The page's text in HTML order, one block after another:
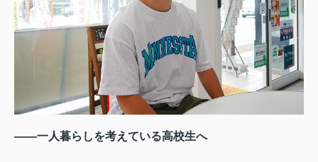
――一人暮らしを考えている高校生へ